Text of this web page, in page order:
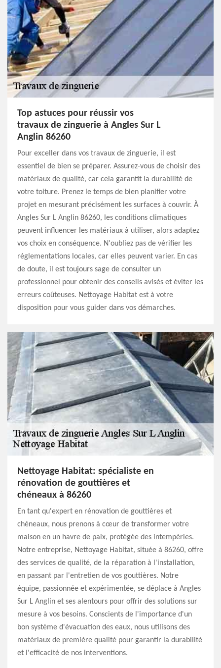
Top astuces pour réussir vos
travaux de zinguerie à Angles Sur L
Anglin 86260
Pour exceller dans vos travaux de zinguerie, il est
essentiel de bien se préparer. Assurez-vous de choisir des
matériaux de qualité, car cela garantit la durabilité de
votre toiture. Prenez le temps de bien planifier votre
projet en mesurant précisément les surfaces à couvrir. À
Angles Sur L Anglin 86260, les conditions climatiques
peuvent influencer les matériaux à utiliser, alors adaptez
vos choix en conséquence. N'oubliez pas de vérifier les
réglementations locales, car elles peuvent varier. En cas
de doute, il est toujours sage de consulter un
professionnel pour obtenir des conseils avisés et éviter les
erreurs coûteuses. Nettoyage Habitat est à votre
disposition pour vous guider dans vos démarches.
Nettoyage Habitat: spécialiste en
rénovation de gouttières et
chéneaux à 86260
En tant qu'expert en rénovation de gouttières et
chéneaux, nous prenons à cœur de transformer votre
maison en un havre de paix, protégée des intempéries.
Notre entreprise, Nettoyage Habitat, située à 86260, offre
des services de qualité, de la réparation à l'installation,
en passant par l'entretien de vos gouttières. Notre
équipe, passionnée et expérimentée, se déplace à Angles
Sur L Anglin et ses alentours pour offrir des solutions sur
mesure à vos besoins. Conscients de l'importance d'un
bon système d'évacuation des eaux, nous utilisons des
matériaux de première qualité pour garantir la durabilité
et l'efficacité de nos interventions.